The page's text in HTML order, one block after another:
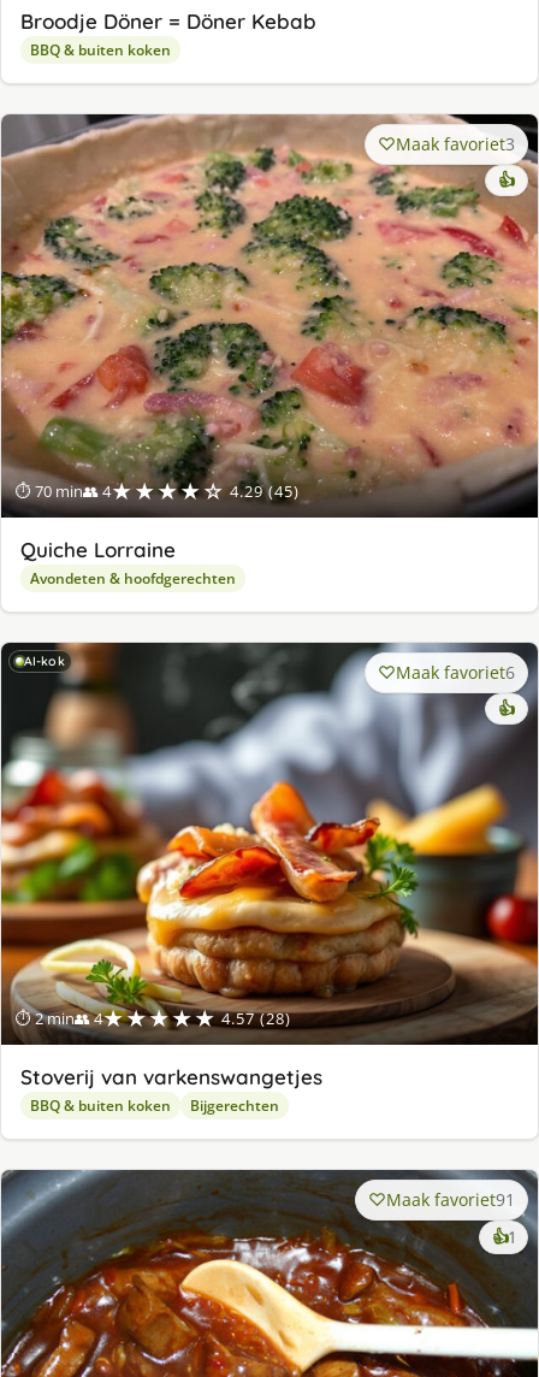
Broodje Döner = Döner Kebab
BBQ & buiten koken
⏱ 70 min👥 4★★★★☆ 4.29 (45)
Maak favoriet3
👍
Quiche Lorraine
Avondeten & hoofdgerechten
AI-kok
⏱ 2 min👥 4★★★★★ 4.57 (28)
Maak favoriet6
👍
Stoverij van varkenswangetjes
BBQ & buiten koken Bijgerechten
Maak favoriet91
👍1